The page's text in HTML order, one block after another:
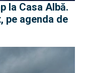
la Casa Albă.
pe agenda de